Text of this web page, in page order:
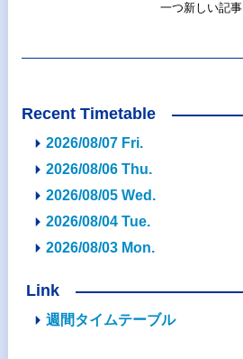
一つ新しい記事
Recent Timetable
2026/08/07 Fri.
2026/08/06 Thu.
2026/08/05 Wed.
2026/08/04 Tue.
2026/08/03 Mon.
Link
週間タイムテーブル